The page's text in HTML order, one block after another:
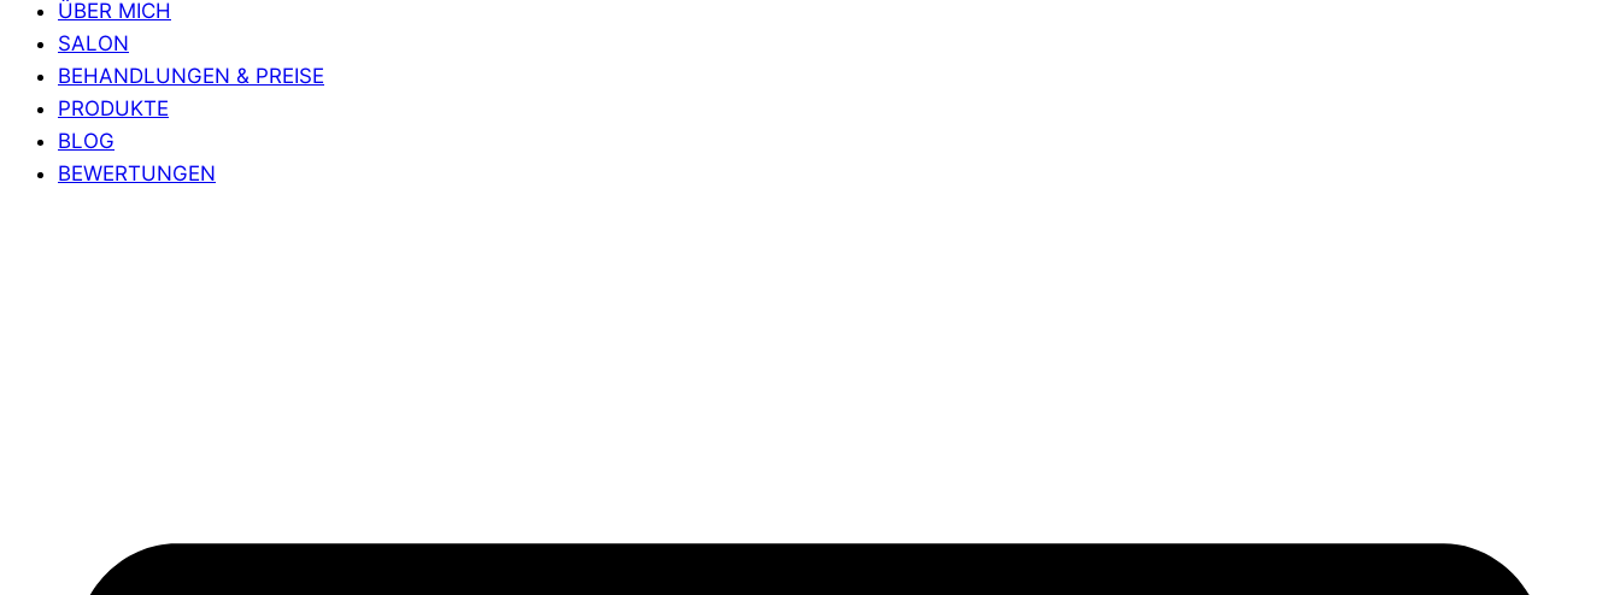
ÜBER MICH
SALON
BEHANDLUNGEN & PREISE
PRODUKTE
BLOG
BEWERTUNGEN